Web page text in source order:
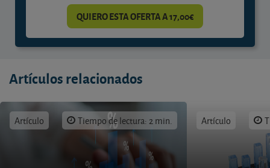
QUIERO ESTA OFERTA A 17,00€
Artículos relacionados
Artículo Tiempo de lectura: 2 min. Artículo